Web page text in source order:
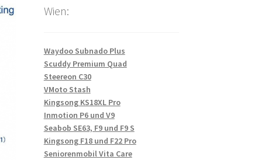
Wien:
Waydoo Subnado Plus
Scuddy Premium Quad
Steereon C30
VMoto Stash
Kingsong KS18XL Pro
Inmotion P6 und V9
Seabob SE63, F9 und F9 S
Kingsong F18 und F22 Pro
Seniorenmobil Vita Care